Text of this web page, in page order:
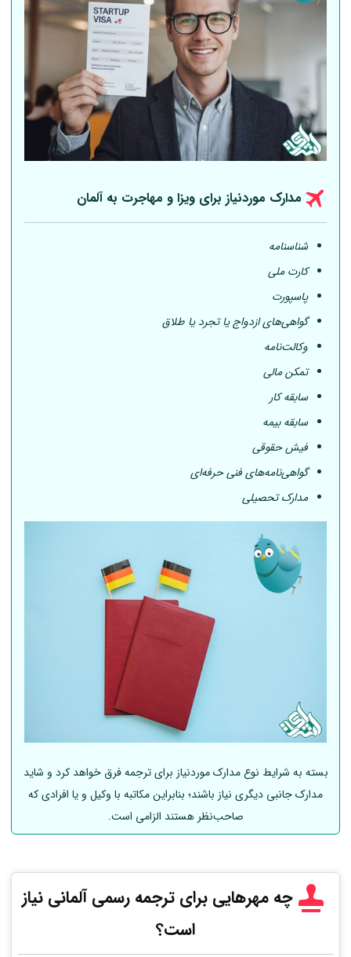
مدارک موردنیاز برای ویزا و مهاجرت بهآلمان
شناسنامه
کارت ملی
پاسپورت
گواهی‌های ازدواج یا تجرد یا طلاق
وکالت‌نامه
تمکن مالی
سابقه کار
سابقه بیمه
فیش حقوقی
گواهی‌نامه‌های فنی حرفه‌ای
مدارک تحصیلی
بسته به شرایط نوع مدارک موردنیاز برای ترجمه فرق خواهد کرد و شاید
مدارک جانبی دیگری نیاز باشند؛ بنابراین مکاتبه با وکیل و یا افرادی که
صاحب‌نظر هستند الزامی است.
چه مهرهایی برای ترجمه رسمیآلمانی نیاز
است؟